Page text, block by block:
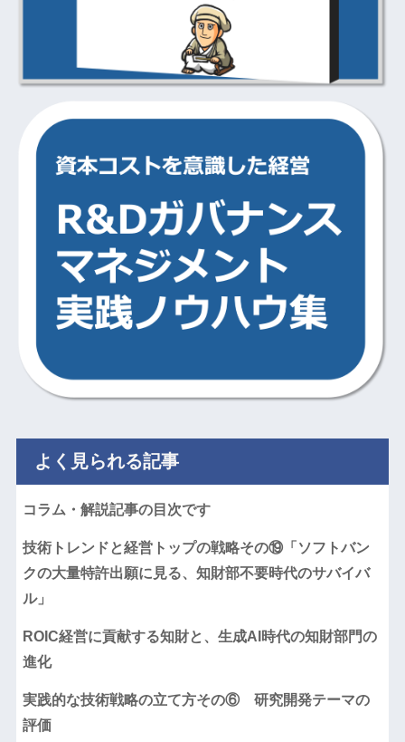
よく見られる記事
コラム・解説記事の目次です
技術トレンドと経営トップの戦略その⑲「ソフトバン
クの大量特許出願に見る、知財部不要時代のサバイバ
ル」
ROIC経営に貢献する知財と、生成AI時代の知財部門の
進化
実践的な技術戦略の立て方その⑥ 研究開発テーマの
評価